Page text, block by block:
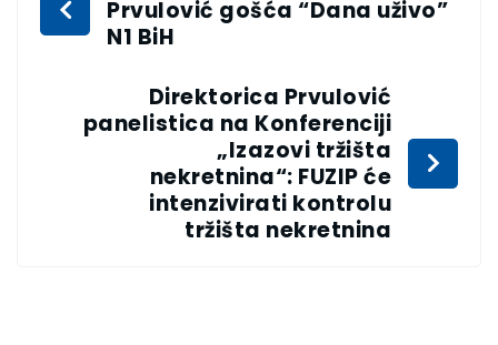
Prvulović gošća “Dana uživo”
N1 BiH
Direktorica Prvulović
panelistica na Konferenciji
„Izazovi tržišta
nekretnina“: FUZIP će
intenzivirati kontrolu
tržišta nekretnina